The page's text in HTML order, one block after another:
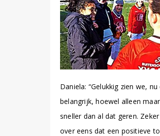
Daniela: “Gelukkig zien we,
belangrijk, hoewel alleen
sneller dan al dat geren.
over eens dat een positieve